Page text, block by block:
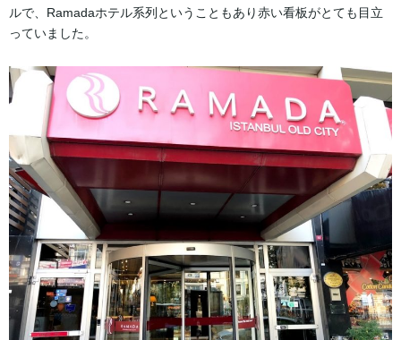
ルで、Ramadaホテル系列ということもあり赤い看板がとても目立
っていました。